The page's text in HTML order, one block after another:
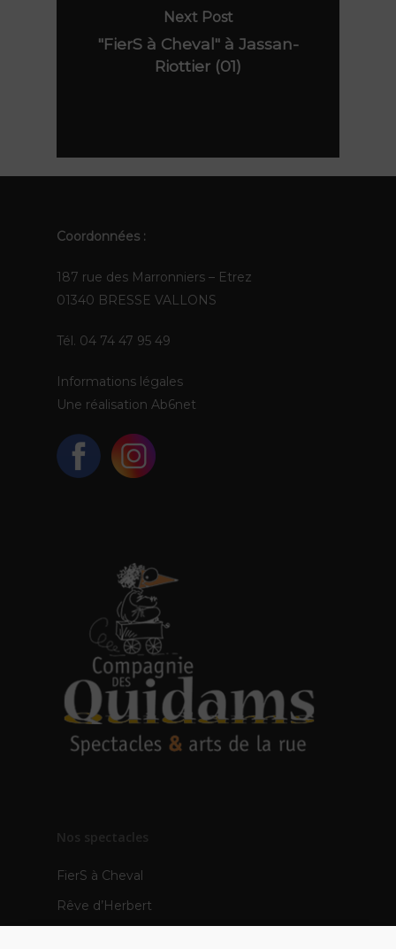
Next Post
"FierS à Cheval" à Jassan-
Riottier (01)
Coordonnées :
187 rue des Marronniers – Etrez
01340 BRESSE VALLONS
Tél. 04 74 47 95 49
Informations légales
Une réalisation Ab6net
Nos spectacles
FierS à Cheval
Rêve d’Herbert
La compagnie
Actualités
EN